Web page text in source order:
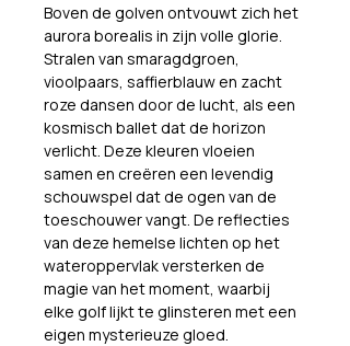
Boven de golven ontvouwt zich het
aurora borealis in zijn volle glorie.
Stralen van smaragdgroen,
vioolpaars, saffierblauw en zacht
roze dansen door de lucht, als een
kosmisch ballet dat de horizon
verlicht. Deze kleuren vloeien
samen en creëren een levendig
schouwspel dat de ogen van de
toeschouwer vangt. De reflecties
van deze hemelse lichten op het
wateroppervlak versterken de
magie van het moment, waarbij
elke golf lijkt te glinsteren met een
eigen mysterieuze gloed.